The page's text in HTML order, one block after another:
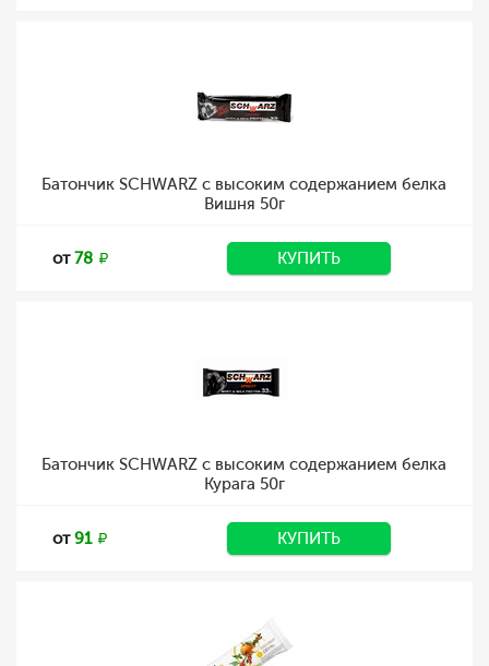
Батончик SCHWARZ с высоким содержанием белка
Вишня 50г
от78 КУПИТЬ
Батончик SCHWARZ с высоким содержанием белка
Курага 50г
от91 КУПИТЬ